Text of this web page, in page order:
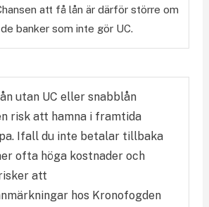
att få lån är därför större om
banker som inte gör UC.
utan UC eller snabblån
risk att hamna i framtida
Ifall du inte betalar tillbaka
ofta höga kostnader och
att
hos Kronofogden